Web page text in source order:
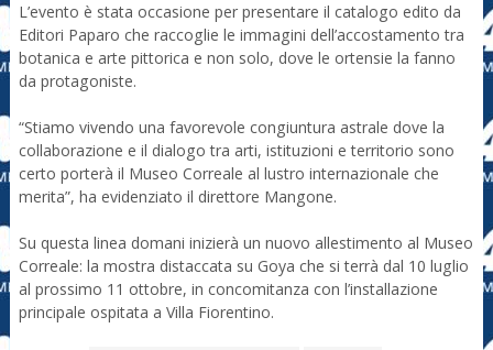
L’evento è stata occasione per presentare il catalogo edito da
Editori Paparo che raccoglie le immagini dell’accostamento tra
botanica e arte pittorica e non solo, dove le ortensie la fanno
da protagoniste.
“Stiamo vivendo una favorevole congiuntura astrale dove la
collaborazione e il dialogo tra arti, istituzioni e territorio sono
certo porterà il Museo Correale al lustro internazionale che
merita”, ha evidenziato il direttore Mangone.
Su questa linea domani inizierà un nuovo allestimento al Museo
Correale: la mostra distaccata su Goya che si terrà dal 10 luglio
al prossimo 11 ottobre, in concomitanza con l’installazione
principale ospitata a Villa Fiorentino.